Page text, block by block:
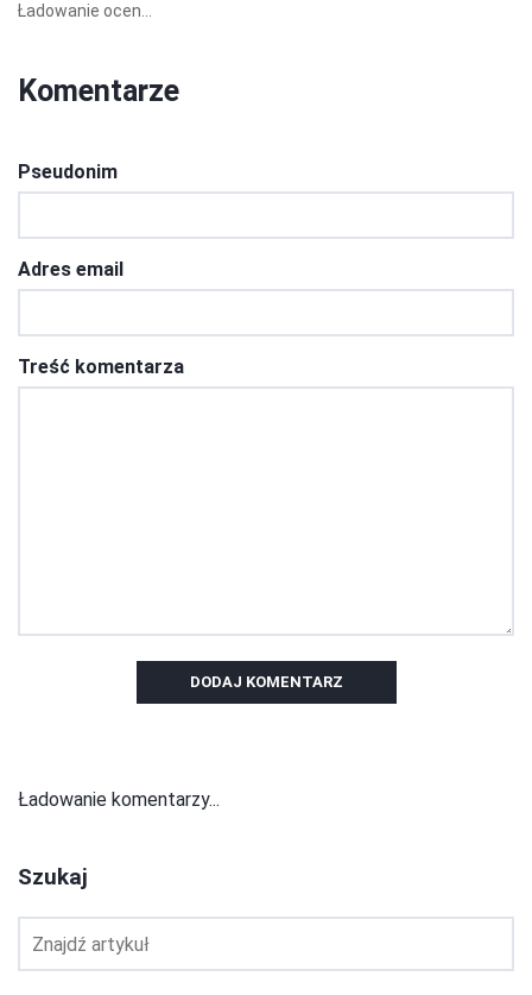
Ładowanie ocen...
Komentarze
Pseudonim
Adres email
Treść komentarza
DODAJ KOMENTARZ
Ładowanie komentarzy...
Szukaj